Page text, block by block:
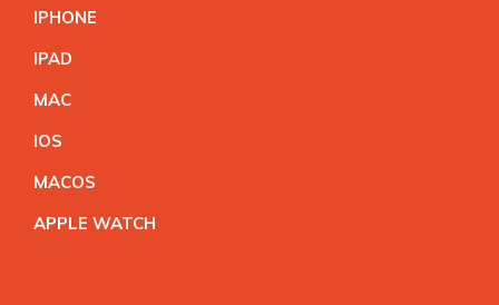
IPHONE
IPAD
MAC
IOS
MACOS
APPLE WATCH